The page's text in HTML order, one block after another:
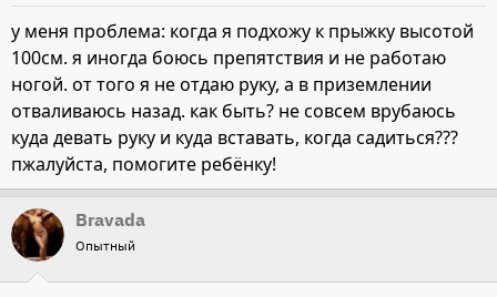
ы
л
а
у меня проблема: когда я подхожу к прыжку высотой
100см. я иногда боюсь препятствия и не работаю
ногой. от того я не отдаю руку, а в приземлении
отваливаюсь назад. как быть? не совсем врубаюсь
куда девать руку и куда вставать, когда садиться???
пжалуйста, помогите ребёнку!
Bravada
Опытный